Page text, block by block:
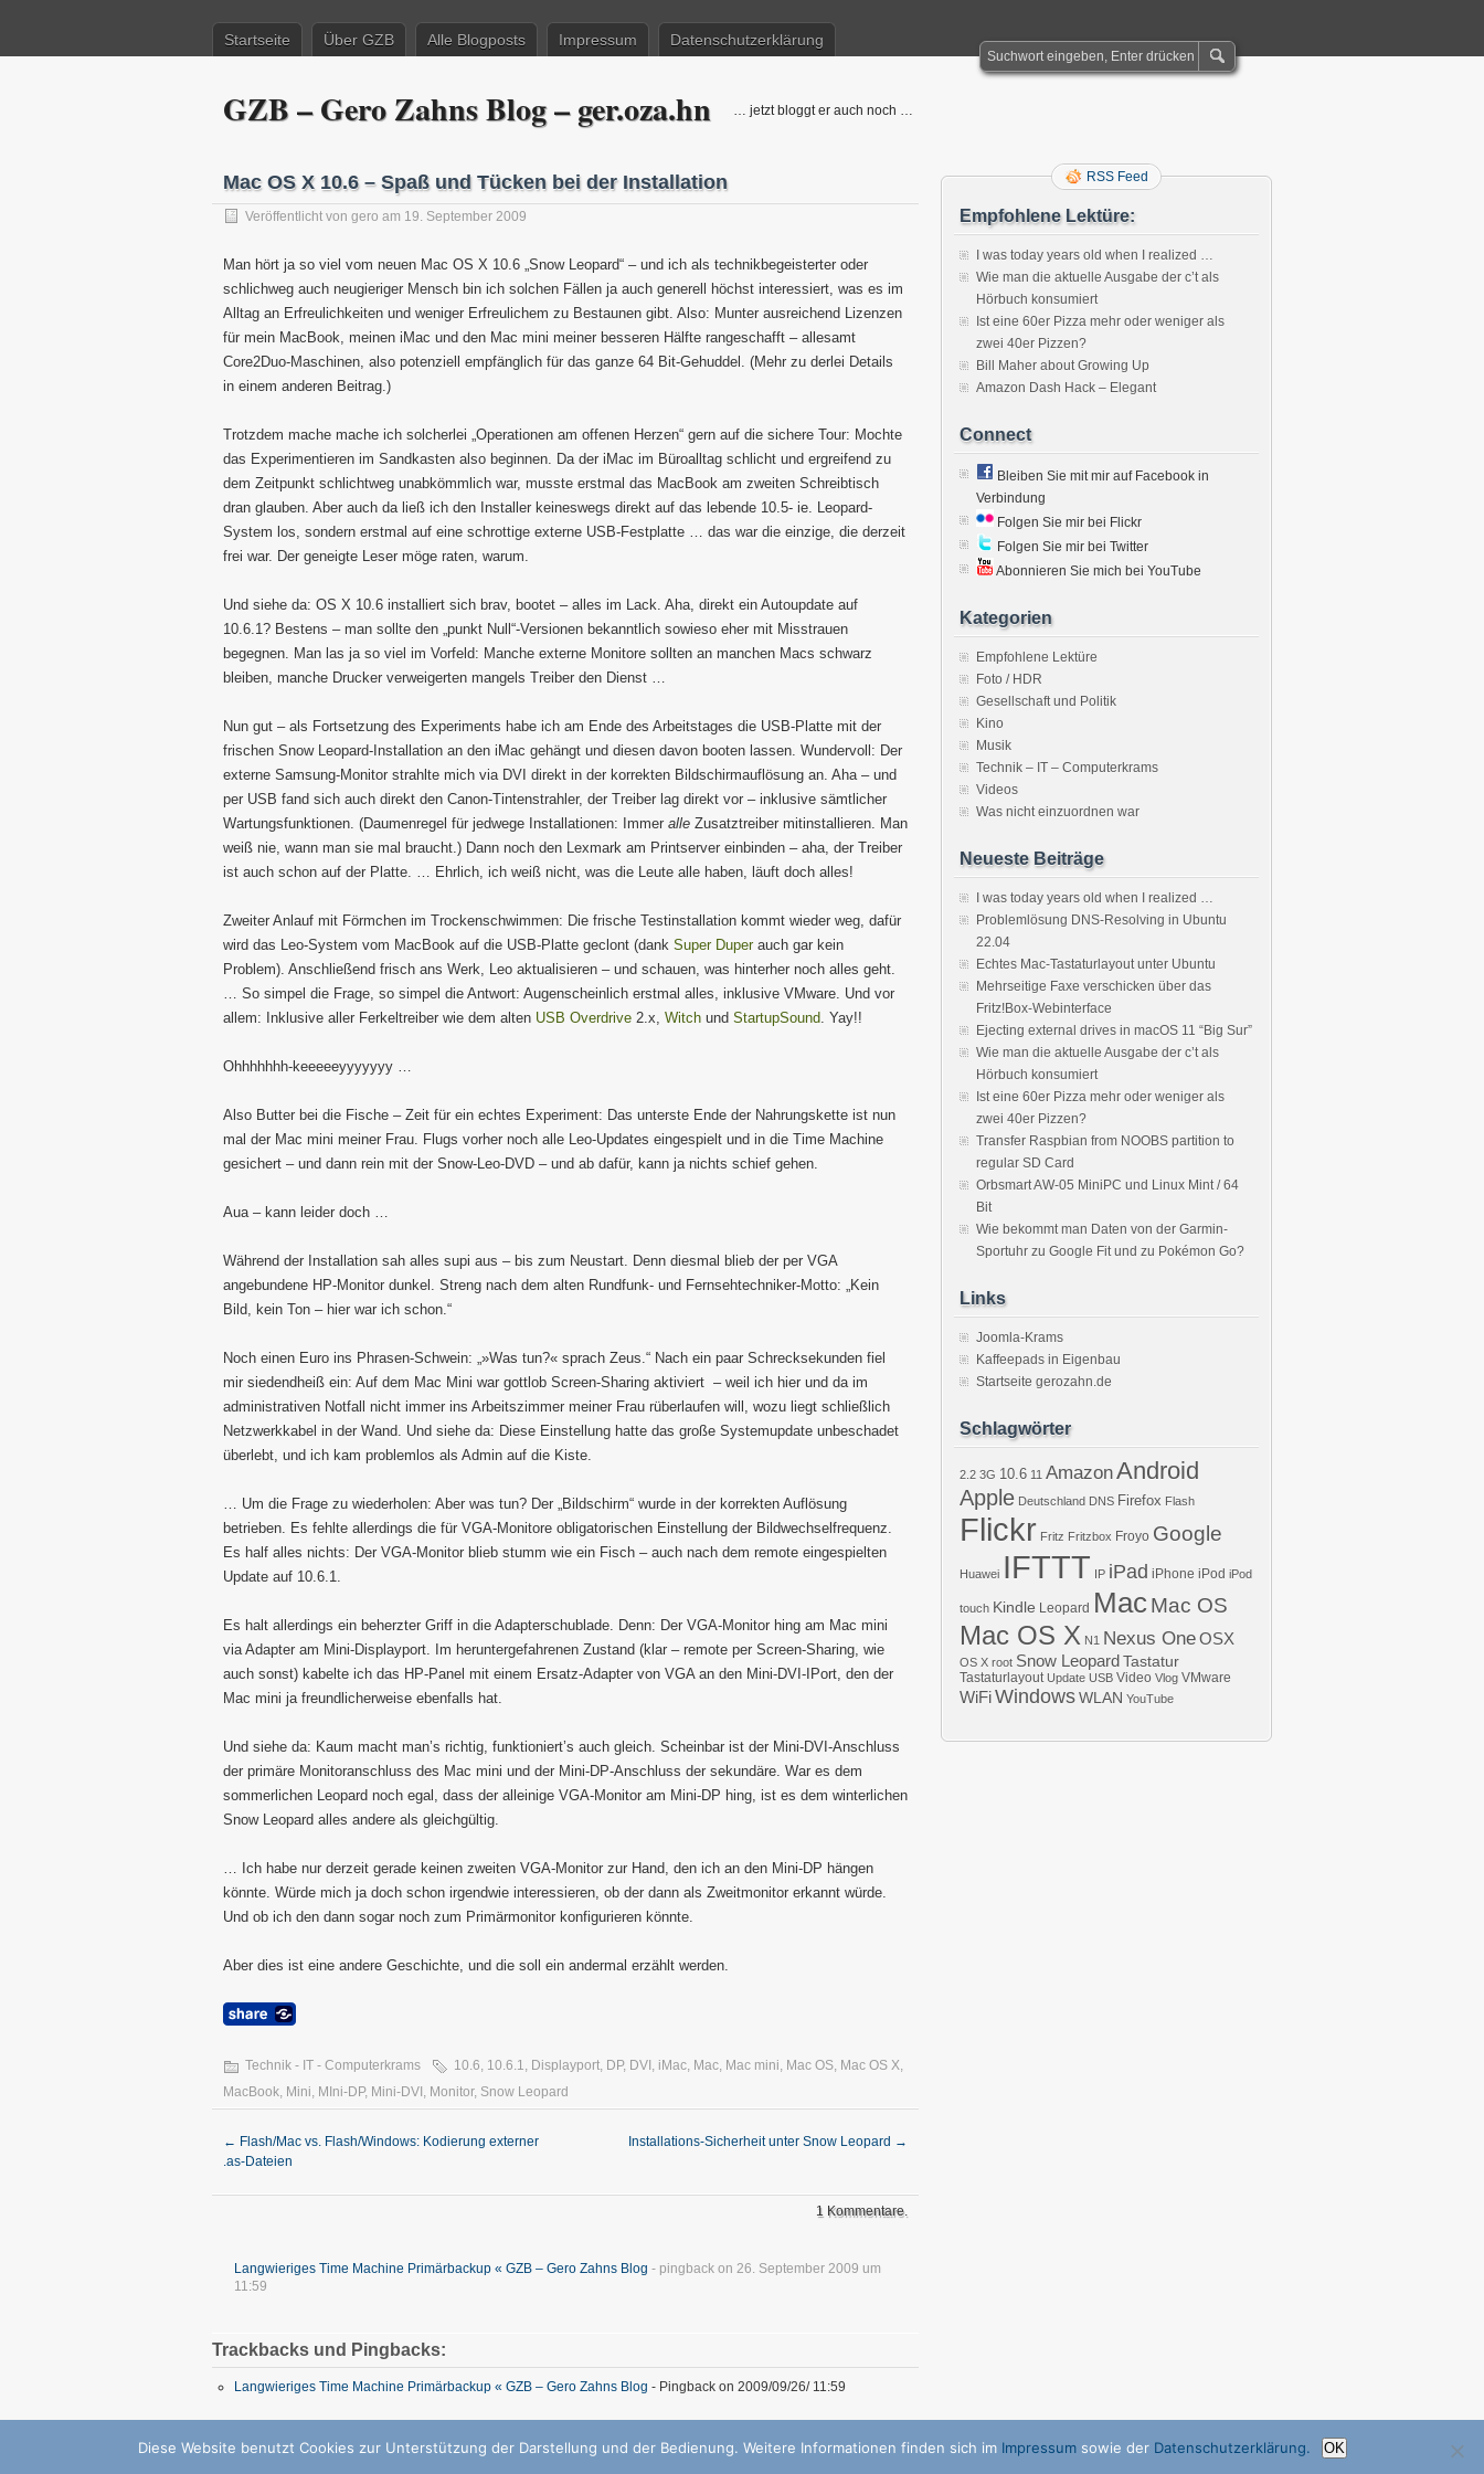
Startseite Über GZB Alle Blogposts Impressum Datenschutzerklärung
GZB – Gero Zahns Blog – ger.oza.hn … jetzt bloggt er auch noch …
Mac OS X 10.6 – Spaß und Tücken bei der Installation
Veröffentlicht von gero am 19. September 2009
Man hört ja so viel vom neuen Mac OS X 10.6 „Snow Leopard“ – und ich als technikbegeisterter oder
schlichweg auch neugieriger Mensch bin ich solchen Fällen ja auch generell höchst interessiert, was es im
Alltag an Erfreulichkeiten und weniger Erfreulichem zu Bestaunen gibt. Also: Munter ausreichend Lizenzen
für mein MacBook, meinen iMac und den Mac mini meiner besseren Hälfte rangeschafft – allesamt
Core2Duo-Maschinen, also potenziell empfänglich für das ganze 64 Bit-Gehuddel. (Mehr zu derlei Details
in einem anderen Beitrag.)
Trotzdem mache mache ich solcherlei „Operationen am offenen Herzen“ gern auf die sichere Tour: Mochte
das Experimentieren im Sandkasten also beginnen. Da der iMac im Büroalltag schlicht und ergreifend zu
dem Zeitpunkt schlichtweg unabkömmlich war, musste erstmal das MacBook am zweiten Schreibtisch
dran glauben. Aber auch da ließ ich den Installer keineswegs direkt auf das lebende 10.5- ie. Leopard-
System los, sondern erstmal auf eine schrottige externe USB-Festplatte … das war die einzige, die derzeit
frei war. Der geneigte Leser möge raten, warum.
Und siehe da: OS X 10.6 installiert sich brav, bootet – alles im Lack. Aha, direkt ein Autoupdate auf
10.6.1? Bestens – man sollte den „punkt Null“-Versionen bekanntlich sowieso eher mit Misstrauen
begegnen. Man las ja so viel im Vorfeld: Manche externe Monitore sollten an manchen Macs schwarz
bleiben, manche Drucker verweigerten mangels Treiber den Dienst …
Nun gut – als Fortsetzung des Experiments habe ich am Ende des Arbeitstages die USB-Platte mit der
frischen Snow Leopard-Installation an den iMac gehängt und diesen davon booten lassen. Wundervoll: Der
externe Samsung-Monitor strahlte mich via DVI direkt in der korrekten Bildschirmauflösung an. Aha – und
per USB fand sich auch direkt den Canon-Tintenstrahler, der Treiber lag direkt vor – inklusive sämtlicher
Wartungsfunktionen. (Daumenregel für jedwege Installationen: Immer alle Zusatztreiber mitinstallieren. Man
weiß nie, wann man sie mal braucht.) Dann noch den Lexmark am Printserver einbinden – aha, der Treiber
ist auch schon auf der Platte. … Ehrlich, ich weiß nicht, was die Leute alle haben, läuft doch alles!
Zweiter Anlauf mit Förmchen im Trockenschwimmen: Die frische Testinstallation kommt wieder weg, dafür
wird das Leo-System vom MacBook auf die USB-Platte geclont (dank Super Duperauch gar kein
Problem). Anschließend frisch ans Werk, Leo aktualisieren – und schauen, was hinterher noch alles geht.
… So simpel die Frage, so simpel die Antwort: Augenscheinlich erstmal alles, inklusive VMware. Und vor
allem: Inklusive aller Ferkeltreiber wie dem alten USB Overdrive 2.x, Witch und StartupSound. Yay!!
Ohhhhhhh-keeeeeyyyyyyy …
Also Butter bei die Fische – Zeit für ein echtes Experiment: Das unterste Ende der Nahrungskette ist nun
mal der Mac mini meiner Frau. Flugs vorher noch alle Leo-Updates eingespielt und in die Time Machine
gesichert – und dann rein mit der Snow-Leo-DVD – und ab dafür, kann ja nichts schief gehen.
Aua – kann leider doch …
Während der Installation sah alles supi aus – bis zum Neustart. Denn diesmal blieb der per VGA
angebundene HP-Monitor dunkel. Streng nach dem alten Rundfunk- und Fernsehtechniker-Motto: „Kein
Bild, kein Ton – hier war ich schon.“
Noch einen Euro ins Phrasen-Schwein: „»Was tun?« sprach Zeus.“ Nach ein paar Schrecksekunden fiel
mir siedendheiß ein: Auf dem Mac Mini war gottlob Screen-Sharing aktiviert – weil ich hier und da im
administrativen Notfall nicht immer ins Arbeitszimmer meiner Frau rüberlaufen will, wozu liegt schließlich
Netzwerkkabel in der Wand. Und siehe da: Diese Einstellung hatte das große Systemupdate unbeschadet
überlebt, und ich kam problemlos als Admin auf die Kiste.
… Um die Frage zu wiederholen: Aber was tun? Der „Bildschirm“ wurde in der korrekten Auflösung
betrieben. Es fehlte allerdings die für VGA-Monitore obligatorischen Einstellung der Bildwechselfrequenz.
Es half alles nichts: Der VGA-Monitor blieb stumm wie ein Fisch – auch nach dem remote eingespielten
Update auf 10.6.1.
Es halt allerdings ein beherzter Griff in die Adapterschublade. Denn: Der VGA-Monitor hing am Mac mini
via Adapter am Mini-Displayport. Im heruntergefahrenen Zustand (klar – remote per Screen-Sharing, wie
auch sonst) kabelte ich das HP-Panel mit einem Ersatz-Adapter von VGA an den Mini-DVI-IPort, den der
Mac mini ja freundlicherweise ebenfalls hat.
Und siehe da: Kaum macht man’s richtig, funktioniert’s auch gleich. Scheinbar ist der Mini-DVI-Anschluss
der primäre Monitoranschluss des Mac mini und der Mini-DP-Anschluss der sekundäre. War es dem
sommerlichen Leopard noch egal, dass der alleinige VGA-Monitor am Mini-DP hing, ist es dem winterlichen
Snow Leopard alles andere als gleichgültig.
… Ich habe nur derzeit gerade keinen zweiten VGA-Monitor zur Hand, den ich an den Mini-DP hängen
könnte. Würde mich ja doch schon irgendwie interessieren, ob der dann als Zweitmonitor erkannt würde.
Und ob ich den dann sogar noch zum Primärmonitor konfigurieren könnte.
Aber dies ist eine andere Geschichte, und die soll ein andermal erzählt werden.
Technik - IT - Computerkrams 10.6, 10.6.1, Displayport, DP, DVI , iMac, Mac, Mac mini, Mac OS, Mac OS X,
MacBook, Mini, MIni-DP, Mini-DVI , Monitor, Snow Leopard
← Flash/Mac vs. Flash/Windows: Kodierung externer
.as-Dateien
Installations-Sicherheit unter Snow Leopard →
1 Kommentare.
Langwieriges Time Machine Primärbackup « GZB – Gero Zahns Blog - pingback on 26. September 2009 um
11:59
Trackbacks und Pingbacks:
Langwieriges Time Machine Primärbackup « GZB – Gero Zahns Blog - Pingback on 2009/09/26/ 11:59
RSS Feed
Empfohlene Lektüre:
I was today years old when I realized …
Wie man die aktuelle Ausgabe der c’t als
Hörbuch konsumiert
Ist eine 60er Pizza mehr oder weniger als
zwei 40er Pizzen?
Bill Maher about Growing Up
Amazon Dash Hack – Elegant
Connect
Bleiben Sie mit mir auf Facebook in
Verbindung
Folgen Sie mir bei Flickr
Folgen Sie mir bei Twitter
Abonnieren Sie mich bei YouTube
Kategorien
Empfohlene Lektüre
Foto / HDR
Gesellschaft und Politik
Kino
Musik
Technik – IT – Computerkrams
Videos
Was nicht einzuordnen war
Neueste Beiträge
I was today years old when I realized …
Problemlösung DNS-Resolving in Ubuntu
22.04
Echtes Mac-Tastaturlayout unter Ubuntu
Mehrseitige Faxe verschicken über das
Fritz!Box-Webinterface
Ejecting external drives in macOS 11 “Big Sur”
Wie man die aktuelle Ausgabe der c’t als
Hörbuch konsumiert
Ist eine 60er Pizza mehr oder weniger als
zwei 40er Pizzen?
Transfer Raspbian from NOOBS partition to
regular SD Card
Orbsmart AW-05 MiniPC und Linux Mint / 64
Bit
Wie bekommt man Daten von der Garmin-
Sportuhr zu Google Fit und zu Pokémon Go?
Links
Joomla-Krams
Kaffeepads in Eigenbau
Startseite gerozahn.de
Schlagwörter
2.2 3G 10.6 11 AmazonAndroid
Apple Deutschland DNS Firefox Flash
Flickr Fritz Fritzbox Froyo Google
Huawei IFTTT IP iPad iPhone iPod iPod
touch Kindle Leopard MacMac OS
Mac OS X N1 Nexus OneOSX
OS X root Snow LeopardTastatur
Tastaturlayout Update USB Video Vlog VMware
WiFiWindowsWLAN YouTube
Copyright © 2026 GZB – Gero Zahns Blog – ger.oza.hn | Powered byzBenchandWordPress ↑Nach oben
Diese Website benutzt Cookies zur Unterstützung der Darstellung und der Bedienung. Weitere Informationen finden sich im Impressumsowie der Datenschutzerklärung. OK